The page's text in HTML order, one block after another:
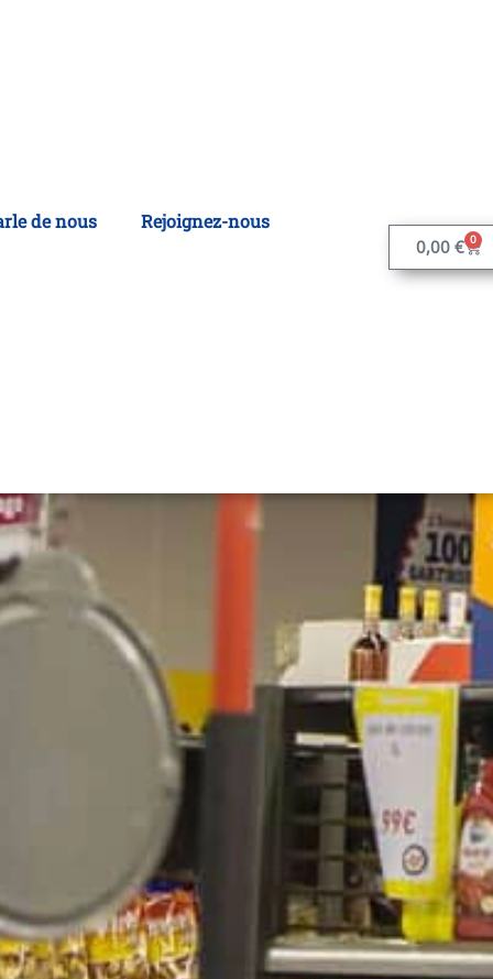
de nous Rejoignez-nous
0,00€ 0